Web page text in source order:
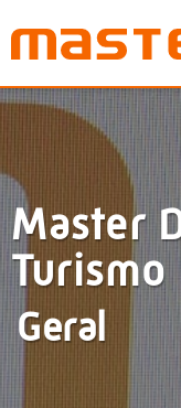
Master
Turismo
Geral